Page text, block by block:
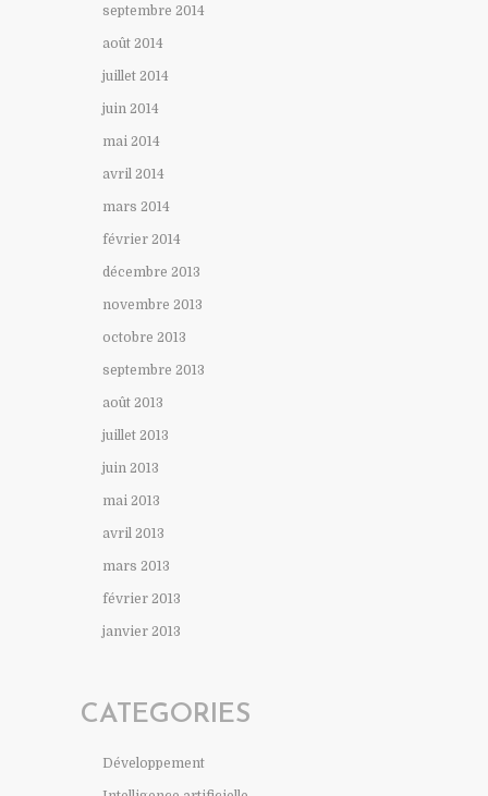
septembre 2014
août 2014
juillet 2014
juin 2014
mai 2014
avril 2014
mars 2014
février 2014
décembre 2013
novembre 2013
octobre 2013
septembre 2013
août 2013
juillet 2013
juin 2013
mai 2013
avril 2013
mars 2013
février 2013
janvier 2013
CATEGORIES
Développement